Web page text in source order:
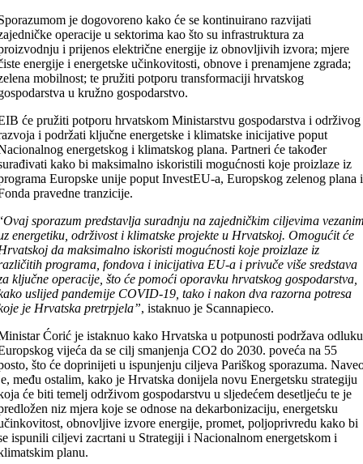
je dogovoreno kako će se kontinuirano razvijati
operacije u sektorima kao što su infrastruktura za
i prijenos električne energije iz obnovljivih izvora; mjere
energije i energetske učinkovitosti, obnove i prenamjene zgrada;
mobilnost; te pružiti potporu transformaciji hrvatskog
u kružno gospodarstvo.
će pružiti potporu hrvatskom Ministarstvu gospodarstva i održivog
i podržati ključne energetske i klimatske inicijative poput
energetskog i klimatskog plana. Partneri će također
​​kako bi maksimalno iskoristili mogućnosti koje proizlaze iz
Europske unije poput InvestEU-a, Europskog zelenog plana i
pravedne tranzicije.
Ovaj sporazum predstavlja suradnju na zajedničkim ciljevima
energetiku, održivost i klimatske projekte u Hrvatskoj. Omogućit će
da maksimalno iskoristi mogućnosti koje proizlaze iz
programa, fondova i inicijativa EU-a i privuče više sredstava
ključne operacije, što će pomoći oporavku hrvatskog gospodarstva,
uslijed pandemije COVID-19, tako i nakon dva razorna potresa
je Hrvatska pretrpjela”, istaknuo je Scannapieco.
Ćorić je istaknuo kako Hrvatska u potpunosti podržava odluku
vijeća da se cilj smanjenja CO2 do 2030. poveća na 55
što će doprinijeti u ispunjenju ciljeva Pariškog sporazuma.
među ostalim, kako je Hrvatska donijela novu Energetsku strategiju
će biti temelj održivom gospodarstvu u sljedećem desetljeću te je
niz mjera koje se odnose na dekarbonizaciju, energetsku
obnovljive izvore energije, promet, poljoprivredu kako bi
ispunili ciljevi zacrtani u Strategiji i Nacionalnom energetskom i
planu.